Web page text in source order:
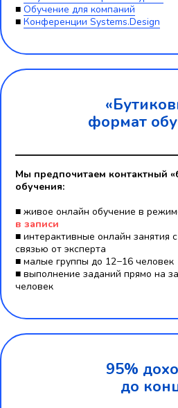
■ Обучение для компаний
■ Конференции Systems.Design
формат
Мы предпочитаем контактный
обучения:
■ живое онлайн обучение в
в записи
■ интерактивные онлайн занятия
связью от эксперта
■ малые группы до 12−16 человек
■ выполнение заданий прямо на
человек
95%
до